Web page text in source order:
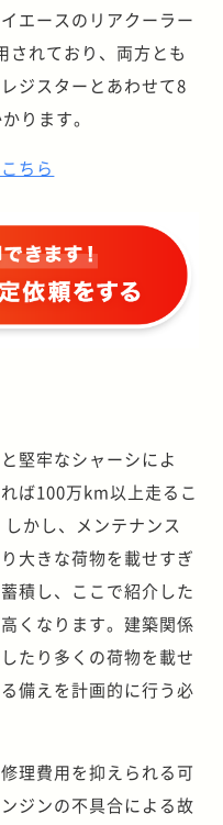
エースのリアクーラー
されており、両方とも
ジスターとあわせて8
ります。
ちら
堅牢なシャーシによ
ば100万km以上走るこ
かし、メンテナンス
大きな荷物を載せすぎ
積し、ここで紹介した
くなります。建築関係
たり多くの荷物を載せ
備えを計画的に行う必
理費用を抑えられる可
ジンの不具合による故